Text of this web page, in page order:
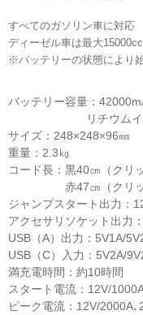
すべてのガソリン車に対応
ディーゼル車は最大
※バッテリーの状態により
バッテリー容量：
サイズ：248×248×96㎜
重量：2.3㎏
コード長：黒40㎝（クリ
赤47㎝（クリップ
ジャンプスタート出力：
アクセサリソケット出力
USB（A）出力：5V1A/
USB（C）入力：5V2A/
満充電時間：約10時間
スタート電流：12V/
ピーク電流：12V/2000A